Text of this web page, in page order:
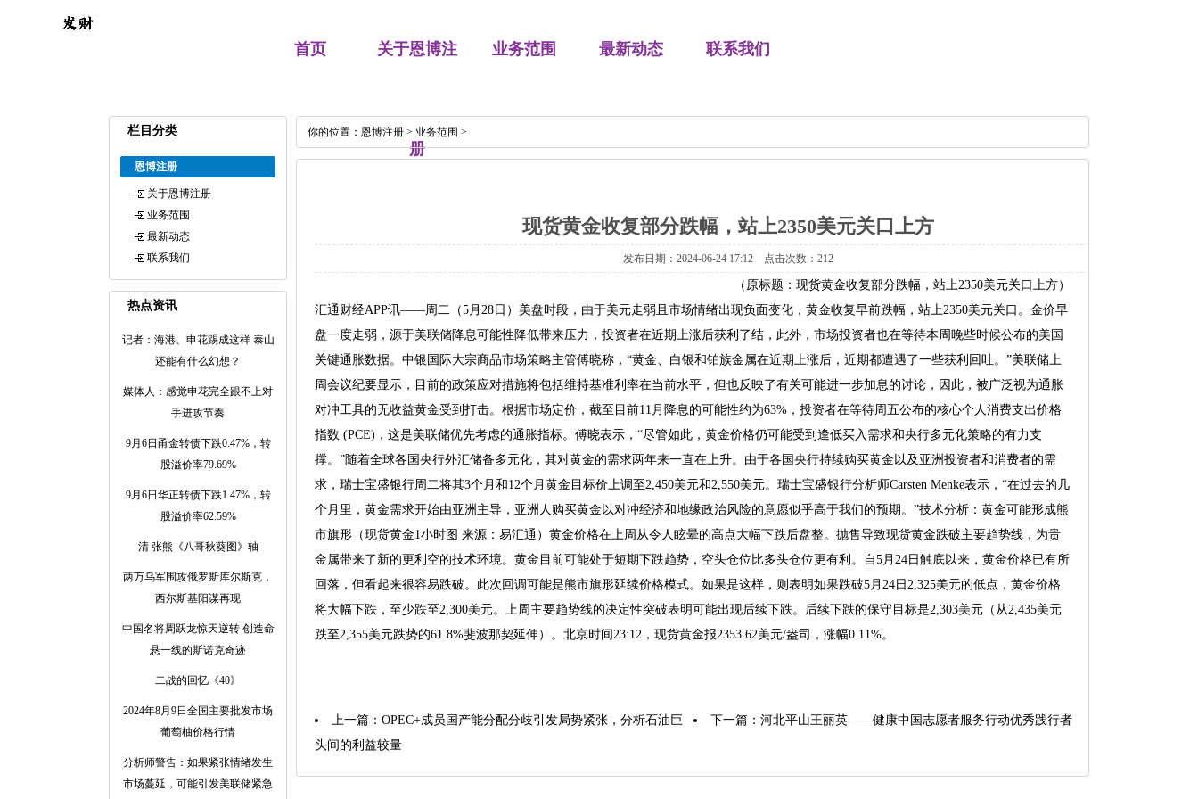
首页 关于恩博注
册
业务范围 最新动态 联系我们
栏目分类
恩博注册
关于恩博注册
业务范围
最新动态
联系我们
热点资讯
记者：海港、申花踢成这样 泰山
还能有什么幻想？
媒体人：感觉申花完全跟不上对
手进攻节奏
9月6日甬金转债下跌0.47%，转
股溢价率79.69%
9月6日华正转债下跌1.47%，转
股溢价率62.59%
清 张熊《八哥秋葵图》轴
两万乌军围攻俄罗斯库尔斯克，
西尔斯基阳谋再现
中国名将周跃龙惊天逆转 创造命
悬一线的斯诺克奇迹
二战的回忆《40》
2024年8月9日全国主要批发市场
葡萄柚价格行情
分析师警告：如果紧张情绪发生
市场蔓延，可能引发美联储紧急
你的位置： 恩博注册 > 业务范围 >
现货黄金收复部分跌幅，站上2350美元关口上方
发布日期：2024-06-24 17:12 点击次数：212
（原标题：现货黄金收复部分跌幅，站上2350美元关口上方）
汇通财经APP讯——周二（5月28日）美盘时段，由于美元走弱且市场情绪出现负面变化，黄金收复早前跌幅，站上2350美元关口。金价早
盘一度走弱，源于美联储降息可能性降低带来压力，投资者在近期上涨后获利了结，此外，市场投资者也在等待本周晚些时候公布的美国
关键通胀数据。中银国际大宗商品市场策略主管傅晓称，“黄金、白银和铂族金属在近期上涨后，近期都遭遇了一些获利回吐。”美联储上
周会议纪要显示，目前的政策应对措施将包括维持基准利率在当前水平，但也反映了有关可能进一步加息的讨论，因此，被广泛视为通胀
对冲工具的无收益黄金受到打击。根据市场定价，截至目前11月降息的可能性约为63%，投资者在等待周五公布的核心个人消费支出价格
指数 (PCE)，这是美联储优先考虑的通胀指标。傅晓表示，“尽管如此，黄金价格仍可能受到逢低买入需求和央行多元化策略的有力支
撑。”随着全球各国央行外汇储备多元化，其对黄金的需求两年来一直在上升。由于各国央行持续购买黄金以及亚洲投资者和消费者的需
求，瑞士宝盛银行周二将其3个月和12个月黄金目标价上调至2,450美元和2,550美元。瑞士宝盛银行分析师Carsten Menke表示，“在过去的几
个月里，黄金需求开始由亚洲主导，亚洲人购买黄金以对冲经济和地缘政治风险的意愿似乎高于我们的预期。”技术分析：黄金可能形成熊
市旗形（现货黄金1小时图 来源：易汇通）黄金价格在上周从令人眩晕的高点大幅下跌后盘整。抛售导致现货黄金跌破主要趋势线，为贵
金属带来了新的更利空的技术环境。黄金目前可能处于短期下跌趋势，空头仓位比多头仓位更有利。自5月24日触底以来，黄金价格已有所
回落，但看起来很容易跌破。此次回调可能是熊市旗形延续价格模式。如果是这样，则表明如果跌破5月24日2,325美元的低点，黄金价格
将大幅下跌，至少跌至2,300美元。上周主要趋势线的决定性突破表明可能出现后续下跌。后续下跌的保守目标是2,303美元（从2,435美元
跌至2,355美元跌势的61.8%斐波那契延伸）。北京时间23:12，现货黄金报2353.62美元/盎司，涨幅0.11%。
上一篇： OPEC+成员国产能分配分歧引发局势紧张，分析石油巨
头间的利益较量
下一篇： 河北平山王丽英——健康中国志愿者服务行动优秀践行者